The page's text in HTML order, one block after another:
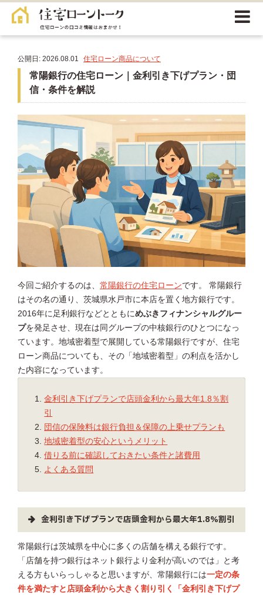
公開日: 2026.08.01 住宅ローン商品について
常陽銀行の住宅ローン｜金利引き下げプラン・団
信・条件を解説
今回ご紹介するのは、 常陽銀行の住宅ローンです。 常陽銀行
はその名の通り、茨城県水戸市に本店を置く地方銀行です。
2016年に足利銀行などとともにめぶきフィナンシャルグルー
プを発足させ、現在は同グループの中核銀行のひとつになっ
ています。地域密着型で展開している常陽銀行ですが、住宅
ローン商品についても、その「地域密着型」の利点を活かし
た内容になっています。
金利引き下げプランで店頭金利から最大年1.8％割
引
団信の保険料は銀行負担＆保障の上乗せプランも
地域密着型の安心というメリット
借りる前に確認しておきたい条件と諸費用
よくある質問
金利引き下げプランで店頭金利から最大年1.8％割引
常陽銀行は茨城県を中心に多くの店舗を構える銀行です。
「店舗を持つ銀行はネット銀行より金利が高いのでは」と考
える方もいらっしゃると思いますが、常陽銀行には一定の条
件を満たすと店頭金利から大きく割り引く「金利引き下げプ